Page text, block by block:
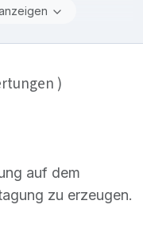
)
auf dem
zu erzeugen.